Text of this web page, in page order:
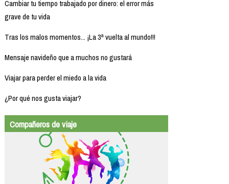
Cambiar tu tiempo trabajado por dinero: el error más
grave de tu vida
Tras los malos momentos... ¡La 3ª vuelta al mundo!!!
Mensaje navideño que a muchos no gustará
Viajar para perder el miedo a la vida
¿Por qué nos gusta viajar?
Compañeros de viaje